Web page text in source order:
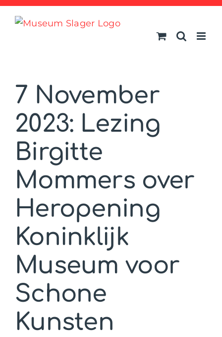
Ga
naar
7 November
2023: Lezing
Birgitte
Mommers over
Heropening
Koninklijk
Museum voor
Schone
Kunsten